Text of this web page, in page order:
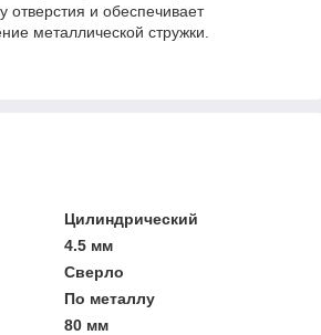
отверстия и обеспечивает
металлической стружки.
Цилиндрический
4.5 мм
Сверло
По металлу
80 мм